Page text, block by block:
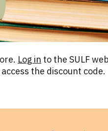
Log in to the SULF
the discount code.